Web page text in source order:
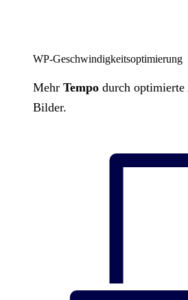
WP-Geschwindigkeitsoptimierung
Mehr Tempo durch optimierte
Bilder.